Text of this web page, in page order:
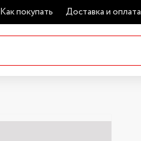
Как покупать Доставка и оплата